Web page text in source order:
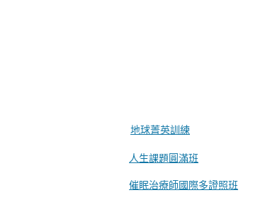
地球菁英訓練
人生課題圓滿班
催眠治療師國際多證照班